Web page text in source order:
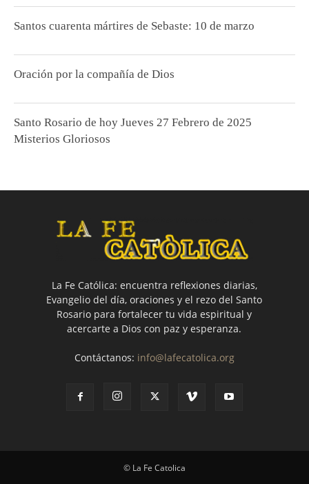
Santos cuarenta mártires de Sebaste: 10 de marzo
Oración por la compañía de Dios
Santo Rosario de hoy Jueves 27 Febrero de 2025
Misterios Gloriosos
La Fe Católica: encuentra reflexiones diarias,
Evangelio del día, oraciones y el rezo del Santo
Rosario para fortalecer tu vida espiritual y
acercarte a Dios con paz y esperanza.
Contáctanos: info@lafecatolica.org
© La Fe Catolica